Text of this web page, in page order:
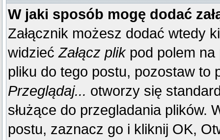
W jaki sposób mogę dodać
Załącznik możesz dodać wtedy
widziećZałącz plikpod polem na
pliku do tego postu, pozostaw to
Przeglądaj... otworzy się
służące do przegladania plików.
postu, zaznacz go i kliknij OK,